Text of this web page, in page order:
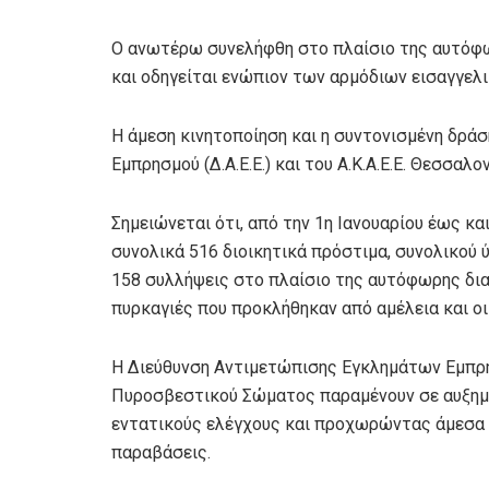
Ο ανωτέρω συνελήφθη στο πλαίσιο της
και οδηγείται ενώπιον των αρμόδιων
Η άμεση κινητοποίηση και η συντονισμένη
Εμπρησμού (Δ.Α.Ε.Ε.) και του Α.Κ.Α.Ε.Ε.
Σημειώνεται ότι, από την 1η Ιανουαρίου έως
συνολικά 516 διοικητικά πρόστιμα,
158 συλλήψεις στο πλαίσιο της αυτόφωρης
πυρκαγιές που προκλήθηκαν από αμέλεια και
Η Διεύθυνση Αντιμετώπισης Εγκλημάτων
Πυροσβεστικού Σώματος παραμένουν σε
εντατικούς ελέγχους και προχωρώντας
παραβάσεις.